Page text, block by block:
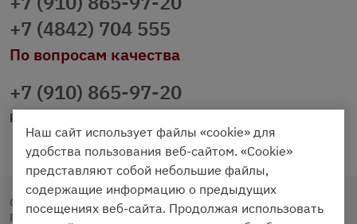
+7 (4842) 704 555
По вопросам качества
+7 (910) 865-97-20
prazdnichniy40@palmi.ru
Copyright © 2020 - 2026. Праздничный Стол.
Разработка и продвижение - Vegas Studio
Наш сайт использует файлы «cookie» для
удобства пользования веб-сайтом. «Cookie»
представляют собой небольшие файлы,
содержащие информацию о предыдущих
посещениях веб-сайта. Продолжая использовать